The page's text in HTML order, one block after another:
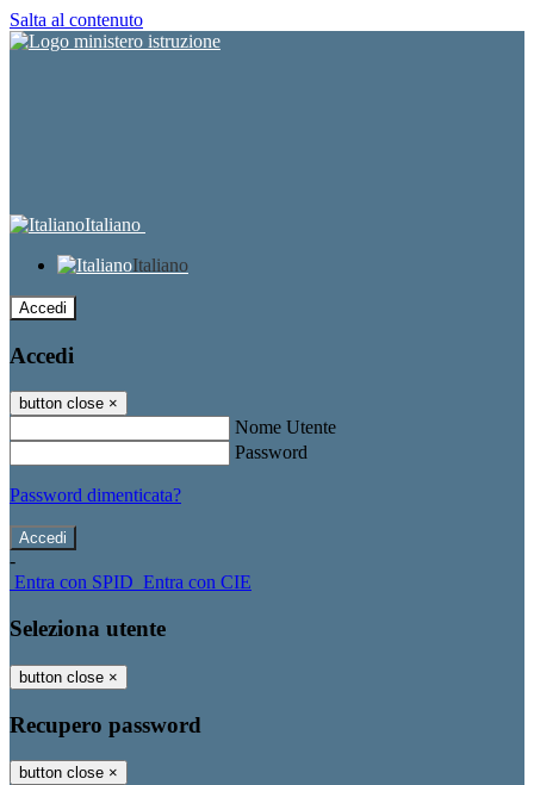
Salta al contenuto
Italiano
Italiano
Accedi
Accedi
button close ×
Nome Utente
Password
Password dimenticata?
-
Entra con SPID Entra con CIE
Seleziona utente
button close ×
Recupero password
button close ×